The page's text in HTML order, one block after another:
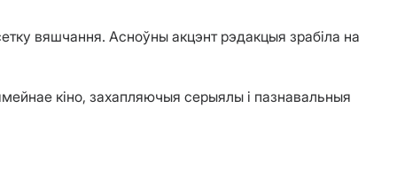
вяшчання. Асноўны акцэнт рэдакцыя зрабіла на
кіно, захапляючыя серыялы і пазнавальныя